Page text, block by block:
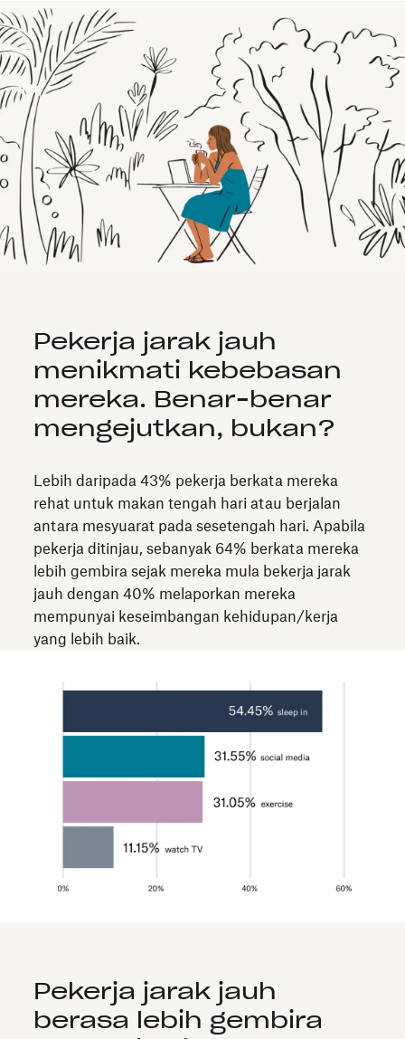
Pekerja jarak jauh
menikmati kebebasan
mereka. Benar-benar
mengejutkan, bukan?
Lebih daripada 43% pekerja berkata mereka
rehat untuk makan tengah hari atau berjalan
antara mesyuarat pada sesetengah hari. Apabila
pekerja ditinjau, sebanyak 64% berkata mereka
lebih gembira sejak mereka mula bekerja jarak
jauh dengan 40% melaporkan mereka
mempunyai keseimbangan kehidupan/kerja
yang lebih baik.
Pekerja jarak jauh
berasa lebih gembira